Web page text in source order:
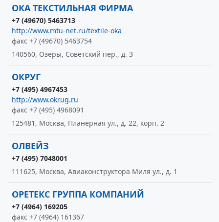
ОКА ТЕКСТИЛЬНАЯ ФИРМА
+7 (49670) 5463713
http://www.mtu-net.ru/textile-oka
факс +7 (49670) 5463754
140560, Озеры, Советский пер., д. 3
ОКРУГ
+7 (495) 4967453
http://www.okrug.ru
факс +7 (495) 4968091
125481, Москва, Планерная ул., д. 22, корп. 2
ОЛВЕЙЗ
+7 (495) 7048001
111625, Москва, Авиаконструктора Миля ул., д. 1
ОРЕТЕКС ГРУППА КОМПАНИЙ
+7 (4964) 169205
факс +7 (4964) 161367